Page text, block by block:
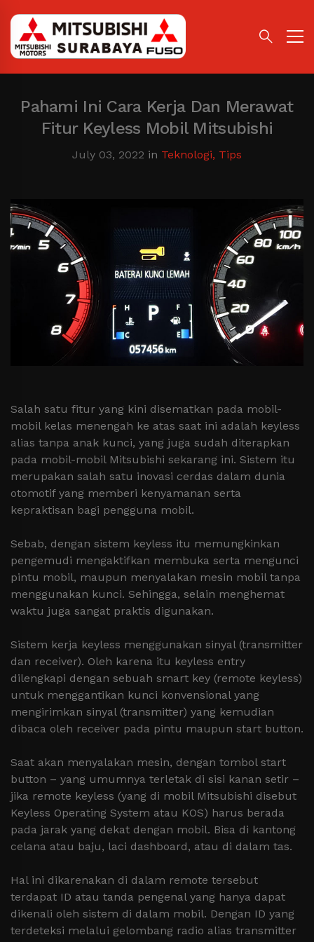
Pahami Ini Cara Kerja Dan Merawat
Fitur Keyless Mobil Mitsubishi
July 03, 2022 in Teknologi, Tips
Salah satu fitur yang kini disematkan pada mobil-
mobil kelas menengah ke atas saat ini adalah keyless
alias tanpa anak kunci, yang juga sudah diterapkan
pada mobil-mobil Mitsubishi sekarang ini. Sistem itu
merupakan salah satu inovasi cerdas dalam dunia
otomotif yang memberi kenyamanan serta
kepraktisan bagi pengguna mobil.
Sebab, dengan sistem keyless itu memungkinkan
pengemudi mengaktifkan membuka serta mengunci
pintu mobil, maupun menyalakan mesin mobil tanpa
menggunakan kunci. Sehingga, selain menghemat
waktu juga sangat praktis digunakan.
Sistem kerja keyless menggunakan sinyal (transmitter
dan receiver). Oleh karena itu keyless entry
dilengkapi dengan sebuah smart key (remote keyless)
untuk menggantikan kunci konvensional yang
mengirimkan sinyal (transmitter) yang kemudian
dibaca oleh receiver pada pintu maupun start button.
Saat akan menyalakan mesin, dengan tombol start
button – yang umumnya terletak di sisi kanan setir –
jika remote keyless (yang di mobil Mitsubishi disebut
Keyless Operating System atau KOS) harus berada
pada jarak yang dekat dengan mobil. Bisa di kantong
celana atau baju, laci dashboard, atau di dalam tas.
Hal ini dikarenakan di dalam remote tersebut
terdapat ID atau tanda pengenal yang hanya dapat
dikenali oleh sistem di dalam mobil. Dengan ID yang
terdeteksi melalui gelombang radio alias transmitter